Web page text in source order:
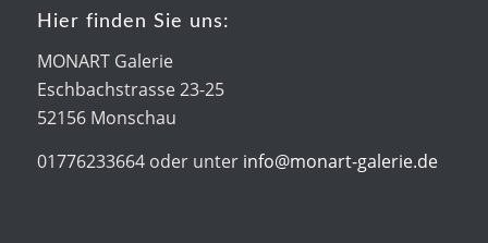
Hier finden Sie uns:
MONART Galerie
Eschbachstrasse 23-25
52156 Monschau
01776233664 oder unter info@monart-galerie.de